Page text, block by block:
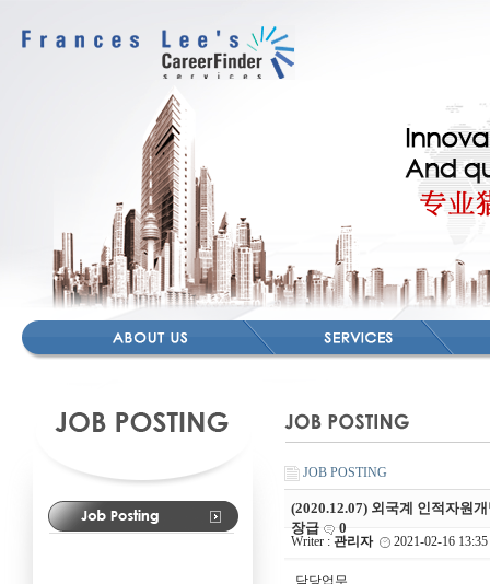
JOB POSTING
(2020.12.07) 외국계 인적자원
장급
0
Writer : 관리자 2021-02-16 13:35
담당업무